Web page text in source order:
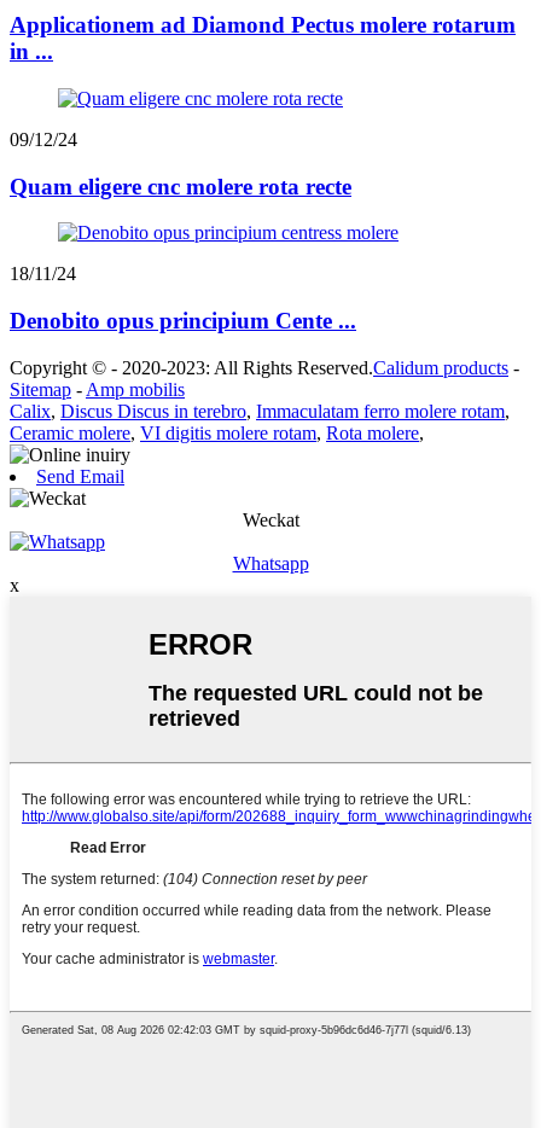
Applicationem ad Diamond Pectus molere rotarum
in ...
09/12/24
Quam eligere cnc molere rota recte
18/11/24
Denobito opus principium Cente ...
Copyright © - 2020-2023: All Rights Reserved.Calidum products -
Sitemap - Amp mobilis
Calix, Discus Discus in terebro, Immaculatam ferro molere rotam,
Ceramic molere, VI digitis molere rotam, Rota molere,
Send Email
Weckat
Whatsapp
x